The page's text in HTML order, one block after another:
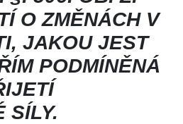
O ZMĚNÁCH V
JAKOU JEST
PODMÍNĚNÁ
SÍLY.